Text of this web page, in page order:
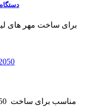
برای ساخت مهر های